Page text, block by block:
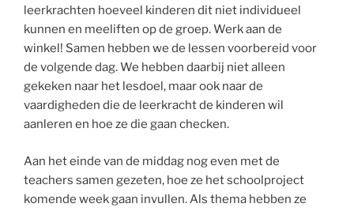
leerkrachten hoeveel kinderen dit niet individueel
kunnen en meeliften op de groep. Werk aan de
winkel! Samen hebben we de lessen voorbereid voor
de volgende dag. We hebben daarbij niet alleen
gekeken naar het lesdoel, maar ook naar de
vaardigheden die de leerkracht de kinderen wil
aanleren en hoe ze die gaan checken.
Aan het einde van de middag nog even met de
teachers samen gezeten, hoe ze het schoolproject
komende week gaan invullen. Als thema hebben ze